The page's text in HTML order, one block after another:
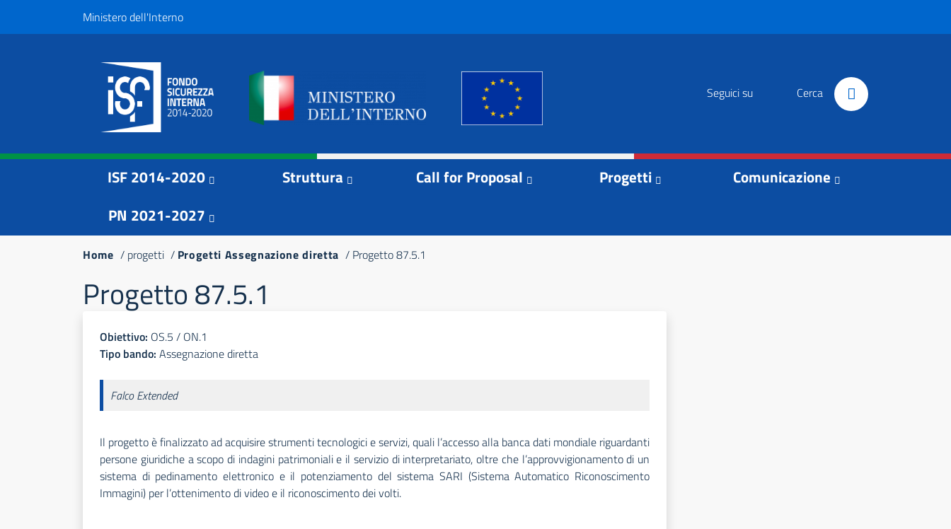
Top
Ministero dell'Interno
Seguici su Cerca
Menu principale
Navigazione
ISF 2014-2020 Struttura Call for Proposal Progetti
Comunicazione
PN 2021-2027
Briciole
di
pane
Home progetti Progetti Assegnazione diretta Progetto 87.5.1
Progetto 87.5.1
Obiettivo: OS.5 / ON.1
Tipo bando: Assegnazione diretta
Falco Extended
Il progetto è finalizzato ad acquisire strumenti tecnologici e servizi, quali l’accesso alla banca dati mondiale riguardanti
persone giuridiche a scopo di indagini patrimoniali e il servizio di interpretariato, oltre che l’approvvigionamento di un
sistema di pedinamento elettronico e il potenziamento del sistema SARI (Sistema Automatico Riconoscimento
Immagini) per l’ottenimento di video e il riconoscimento dei volti.